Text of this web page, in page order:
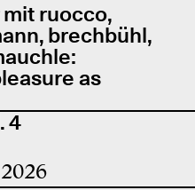
ruocco,
brechbühl,
as
4